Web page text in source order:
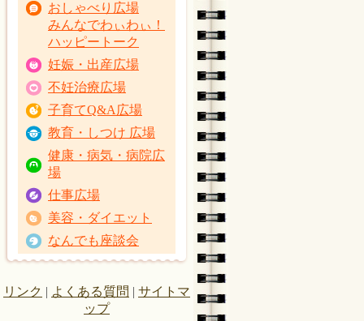
おしゃべり広場
みんなでわぃわぃ！
ハッピートーク
妊娠・出産広場
不妊治療広場
子育てQ&A広場
教育・しつけ 広場
健康・病気・病院広
場
仕事広場
美容・ダイエット
なんでも座談会
リンク | よくある質問 | サイトマ
ップ